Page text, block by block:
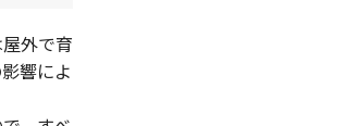
外で育
響によ